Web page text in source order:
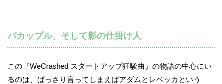
バカップル、そして影の仕掛け人
この『WeCrashed スタートアップ狂騒曲』の物語の中心にい
るのは、ばっさり言ってしまえばアダムとレベッカという